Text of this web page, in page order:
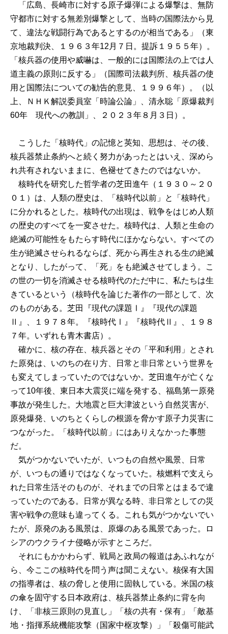
「広島、長崎市に対する原子爆弾による爆撃は、無防
守都市に対する無差別爆撃として、当時の国際法から見
て、違法な戦闘行為であるとするのが相当である」（東
京地裁判決、１９６３年12月７日。提訴１９５５年）。
「核兵器の使用や威嚇は、一般的には国際法の上では人
道主義の原則に反する」（国際司法裁判所、核兵器の使
用と国際法についての勧告的意見、１９９６年）。（以
上、ＮＨＫ解説委員室「時論公論」、清永聡「原爆裁判
60年 現代への教訓」、２０２３年８月３日）。
こうした「核時代」の記憶と英知、思想は、その後、
核兵器禁止条約へと続く努力があったとはいえ、深めら
れ共有されないままに、色褪せてきたのではないか。
核時代を研究した哲学者の芝田進午（１９３０～２０
０１）は、人類の歴史は、「核時代以前」と「核時代」
に分かれるとした。核時代の出現は、戦争をはじめ人類
の歴史のすべてを一変させた。核時代は、人類と生命の
絶滅の可能性をもたらす時代にほかならない。すべての
生が絶滅させられるならば、死から再生される生の絶滅
となり、したがって、「死」をも絶滅させてしまう。こ
の世の一切を消滅させる核時代のただ中に、私たちは生
きているという（核時代を論じた著作の一部として、次
のものがある。芝田『現代の課題Ⅰ』『現代の課題
Ⅱ』、１９７８年。『核時代Ⅰ』『核時代Ⅱ』、１９８
７年。いずれも青木書店）。
確かに、核の存在、核兵器とその「平和利用」とされ
た原発は、いのちの在り方、日常と非日常という世界を
も変えてしまっていたのではないか。芝田進午が亡くな
って10年後、東日本大震災に端を発する、福島第一原発
事故が発生した。大地震と巨大津波という自然災害が、
原発爆発、いのちとくらしの根源を脅かす原子力災害に
つながった。「核時代以前」にはありえなかった事態
だ。
気がつかないでいたが、いつもの自然や風景、日常
が、いつもの通りではなくなっていた。核燃料で支えら
れた日常生活そのものが、それまでの日常とはまるで違
っていたのである。日常が異なる時、非日常としての災
害や戦争の意味も違ってくる。これも気がつかないでい
たが、原発のある風景は、原爆のある風景であった。ロ
シアのウクライナ侵略が示すところだ。
それにもかかわらず、戦局と政局の報道はあふれなが
ら、今ここの核時代を問う声は聞こえない。核保有大国
の指導者は、核の脅しと使用に固執している。米国の核
の傘を固守する日本政府は、核兵器禁止条約に背を向
け、「非核三原則の見直し」「核の共有・保有」「敵基
地・指揮系統機能攻撃（国家中枢攻撃）」「殺傷可能武